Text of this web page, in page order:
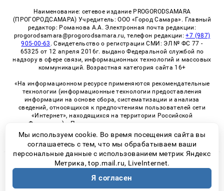
Наименование: сетевое издание PROGORODSAMARA
(ПРОГОРОДСАМАРА) Учредитель: ООО «Город Самара». Главный
редактор: Романова А.А. Электронная почта редакции:
progorodsamara@progorodsamara.ru, телефон редакции:+7 (987)
905-00-63 . Свидетельство о регистрации СМИ: ЭЛ № ФС 77 -
65325 от 12 апреля 2016г. выдано Федеральной службой по
надзору в сфере связи, информационных технологий и массовых
коммуникаций. Возрастная категория сайта 16+
«На информационном ресурсе применяются рекомендательные
технологии (информационные технологии предоставления
информации на основе сбора, систематизации и анализа
сведений, относящихся к предпочтениям пользователей сети
«Интернет», находящихся на территории Российской
Федерации)». Правила применения рекомендательных
технологий в виджетах рекламно-обменной сети
«СМИ2» (PDF)
© 2026 «ProGorodSamara» | Все права защищены
Возрастная категория сайта 16+
Мы используем cookie. Во время посещения сайта вы
соглашаетесь с тем, что мы обрабатываем ваши
персональные данные с использованием метрик Яндекс
Метрика, top.mail.ru, LiveInternet.
Я согласен